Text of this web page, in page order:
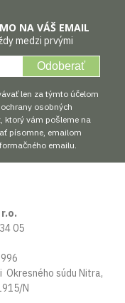
NA VÁŠ EMAIL
medzi prvými
Odoberať
len za týmto účelom
osobných
ktorý vám pošleme na
písomne, emailom
emailu.
05
Okresného súdu Nitra,
N